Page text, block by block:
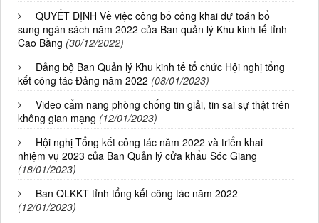
QUYẾT ĐỊNH Về việc công bố công khai dự toán bổ
sung ngân sách năm 2022 của Ban quản lý Khu kinh tế tỉnh
Cao Bằng (30/12/2022)
Đảng bộ Ban Quản lý Khu kinh tế tổ chức Hội nghị tổng
kết công tác Đảng năm 2022 (08/01/2023)
Video cẩm nang phòng chống tin giải, tin sai sự thật trên
không gian mạng (12/01/2023)
Hội nghị Tổng kết công tác năm 2022 và triển khai
nhiệm vụ 2023 của Ban Quản lý cửa khẩu Sóc Giang
(18/01/2023)
Ban QLKKT tỉnh tổng kết công tác năm 2022
(12/01/2023)